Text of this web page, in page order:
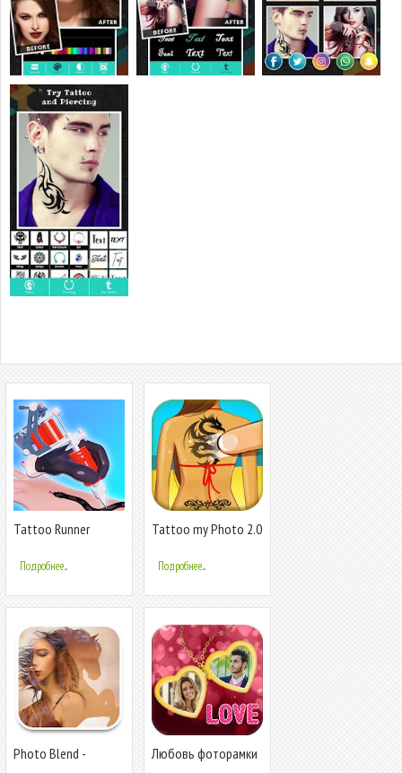
Tattoo Runner
Подробнее...
Tattoo my Photo 2.0
Подробнее...
Photo Blend -
Любовь фоторамки